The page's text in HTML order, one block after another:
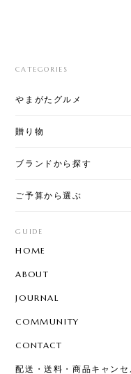
CATEGORIES
やまがたグルメ
贈り物
ブランドから探す
ご予算から選ぶ
GUIDE
HOME
ABOUT
JOURNAL
COMMUNITY
CONTACT
配送・送料・商品キャンセ